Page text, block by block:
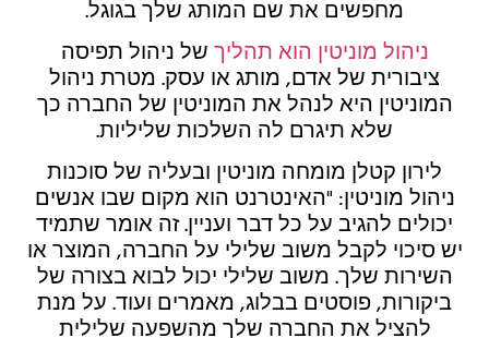
מחפשים את שם המותג שלך בגוגל.
ניהול מוניטין הוא תהליךשל ניהול תפיסה
ציבורית של אדם, מותג או עסק. מטרת ניהול
המוניטין היא לנהל את המוניטין של החברה כך
שלא תיגרם לה השלכות שליליות.
לירון קטלן מומחה מוניטין ובעליה של סוכנות
ניהול מוניטין: "האינטרנט הוא מקום שבו אנשים
יכולים להגיב על כל דבר ועניין. זה אומר שתמיד
יש סיכוי לקבל משוב שלילי על החברה, המוצר או
השירות שלך. משוב שלילי יכול לבוא בצורה של
ביקורות, פוסטים בבלוג, מאמרים ועוד. על מנת